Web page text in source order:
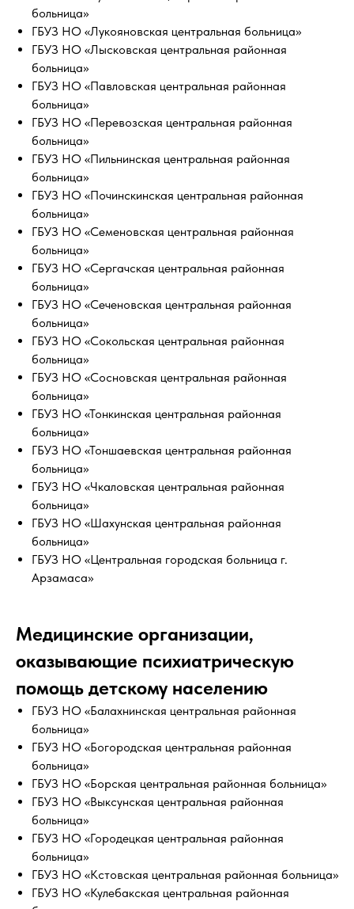
больница»
ГБУЗ НО «Лукояновская центральная больница»
ГБУЗ НО «Лысковская центральная районная
больница»
ГБУЗ НО «Павловская центральная районная
больница»
ГБУЗ НО «Перевозская центральная районная
больница»
ГБУЗ НО «Пильнинская центральная районная
больница»
ГБУЗ НО «Починскинская центральная районная
больница»
ГБУЗ НО «Семеновская центральная районная
больница»
ГБУЗ НО «Сергачская центральная районная
больница»
ГБУЗ НО «Сеченовская центральная районная
больница»
ГБУЗ НО «Сокольская центральная районная
больница»
ГБУЗ НО «Сосновская центральная районная
больница»
ГБУЗ НО «Тонкинская центральная районная
больница»
ГБУЗ НО «Тоншаевская центральная районная
больница»
ГБУЗ НО «Чкаловская центральная районная
больница»
ГБУЗ НО «Шахунская центральная районная
больница»
ГБУЗ НО «Центральная городская больница г.
Арзамаса»
Медицинские организации,
оказывающие психиатрическую
помощь детскому населению
ГБУЗ НО «Балахнинская центральная районная
больница»
ГБУЗ НО «Богородская центральная районная
больница»
ГБУЗ НО «Борская центральная районная больница»
ГБУЗ НО «Выксунская центральная районная
больница»
ГБУЗ НО «Городецкая центральная районная
больница»
ГБУЗ НО «Кстовская центральная районная больница»
ГБУЗ НО «Кулебакская центральная районная